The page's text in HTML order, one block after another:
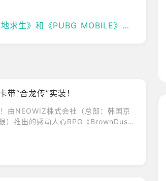
求生》和《PUBG MOBILE》与保时捷推出全新联动
“合龙传”实装！
由NEOWIZ株式会社（总部：韩国京
）推出的感动人心RPG《BrownDust
故事。本次新增的角色卡带10《合龙